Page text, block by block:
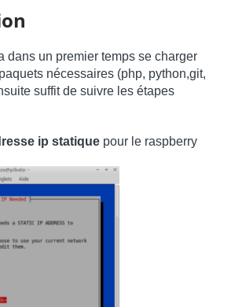
dans un premier temps se charger
nécessaires (php, python,git,
suffit de suivre les étapes
ip statique pour le raspberry